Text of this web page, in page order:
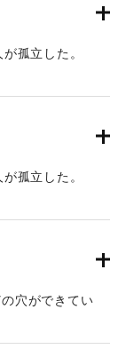
孤立した。
孤立した。
穴ができてい
平山区の7世帯20